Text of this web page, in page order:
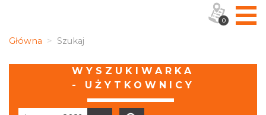
Główna Szukaj
WYSZUKIWARKA
- UŻYTKOWNICY
0